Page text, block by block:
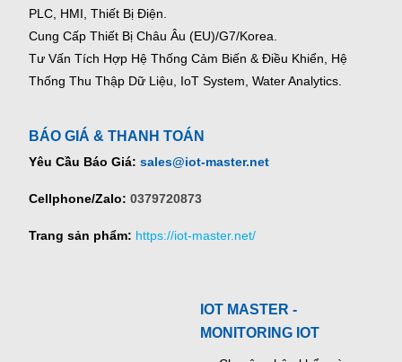
PLC, HMI, Thiết Bị Điện.
Cung Cấp Thiết Bị Châu Âu (EU)/G7/Korea.
Tư Vấn Tích Hợp Hệ Thống Cảm Biến & Điều Khiển, Hệ
Thống Thu Thập Dữ Liệu, IoT System, Water Analytics.
BÁO GIÁ & THANH TOÁN
Yêu Cầu Báo Giá: sales@iot-master.net
Cellphone/Zalo: 0379720873
Trang sản phẩm: https://iot-master.net/
IOT MASTER -
MONITORING IOT